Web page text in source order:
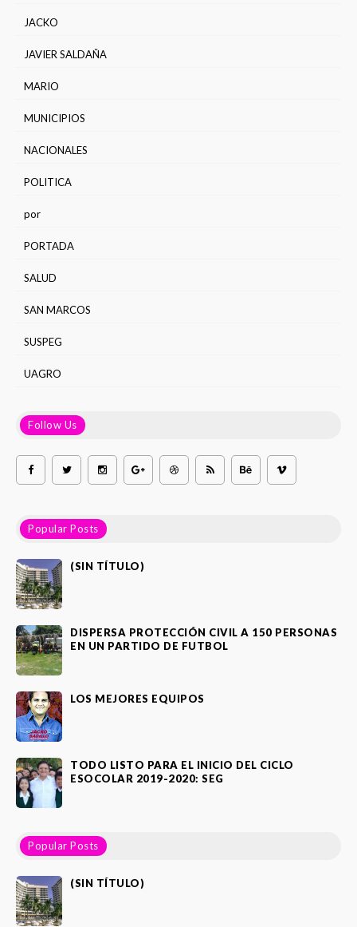
JACKO
JAVIER SALDAÑA
MARIO
MUNICIPIOS
NACIONALES
POLITICA
por
PORTADA
SALUD
SAN MARCOS
SUSPEG
UAGRO
Follow Us
Popular Posts
(SIN TÍTULO)
DISPERSA PROTECCIÓN CIVIL A 150 PERSONAS
EN UN PARTIDO DE FUTBOL
LOS MEJORES EQUIPOS
TODO LISTO PARA EL INICIO DEL CICLO
ESOCOLAR 2019-2020: SEG
Popular Posts
(SIN TÍTULO)